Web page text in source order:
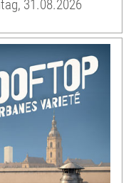
31.08.2026